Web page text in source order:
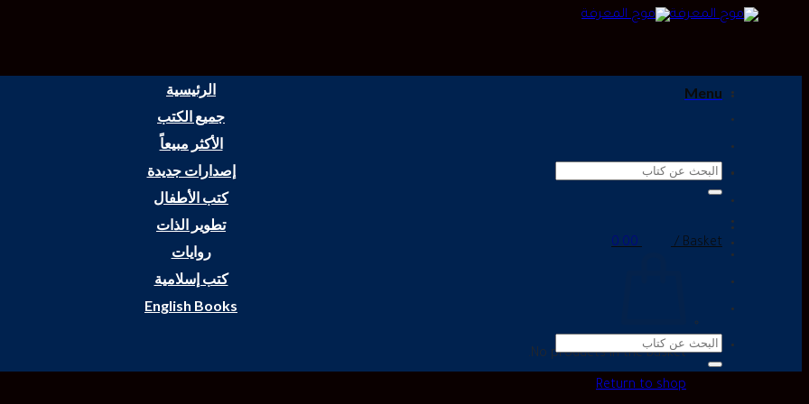
Menu
Search
Basket /
0.00
No products in the basket.
Return to shop
الرئيسية
جميع الكتب
الأكثر مبيعاً
إصدارات جديدة
كتب الأطفال
تطوير الذات
روايات
كتب إسلامية
English Books
Search